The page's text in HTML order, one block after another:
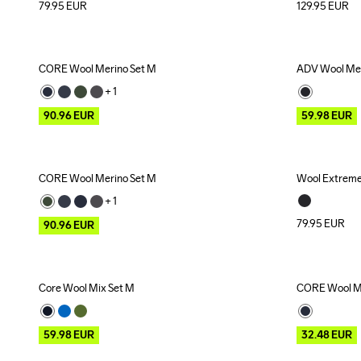
79.95 EUR
129.95 EUR
Outlet
CORE Wool Merino Set M
+ 1
90.96EUR
Outlet
ADV Wool
59.98EUR
Outlet
CORE Wool Merino Set M
+ 1
90.96EUR
Wool
79.95 EUR
Outlet
Core Wool Mix Set M
59.98EUR
Outlet
CORE Wool
32.48EUR